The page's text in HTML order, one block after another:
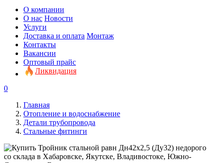
О компании
О нас Новости
Услуги
Доставка и оплата Монтаж
Контакты
Вакансии
Оптовый прайс
Ликвидация
0
Главная
Отопление и водоснабжение
Детали трубопровода
Стальные фитинги